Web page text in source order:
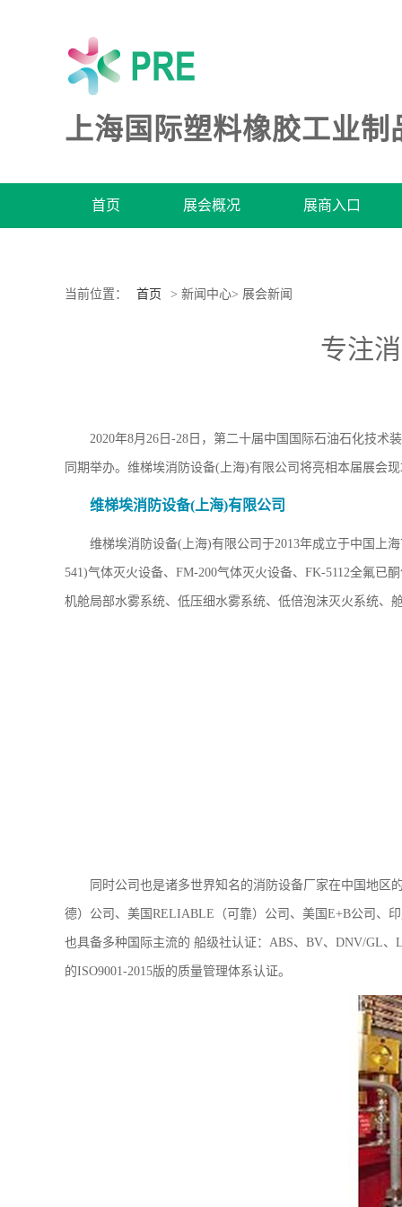
上海国际塑料橡胶工业制
首页 展会概况 展商入口
当前位置： 首页 > 新闻中心> 展会新闻
专注
2020年8月26日-28日，第二十届中国国际石油石化技术
同期举办。维梯埃消防设备(上海)有限公司将亮相本届展会
维梯埃消防设备(上海)有限公司
维梯埃消防设备(上海)有限公司于2013年成立于中国上
541)气体灭火设备、FM-200气体灭火设备、FK-5112全氟已
机舱局部水雾系统、低压细水雾系统、低倍泡沫灭火系统、
同时公司也是诸多世界知名的消防设备厂家在中国地区
德）公司、美国RELIABLE（可靠）公司、美国E+B公司、
也具备多种国际主流的 船级社认证：ABS、BV、DNV/GL
的ISO9001-2015版的质量管理体系认证。